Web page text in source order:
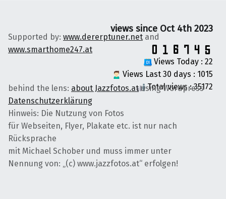
Supported by: www.dererptuner.net and
www.smarthome247.at
behind the lens: about Jazzfotos.atusing Wordpress
Datenschutzerklärung
Hinweis: Die Nutzung von Fotos
für Webseiten, Flyer, Plakate etc. ist nur nach
Rücksprache
mit Michael Schober und muss immer unter
Nennung von: „(c) www.jazzfotos.at“ erfolgen!
views since Oct 4th 2023
Views Today : 22
Views Last 30 days : 1015
Total views : 35172